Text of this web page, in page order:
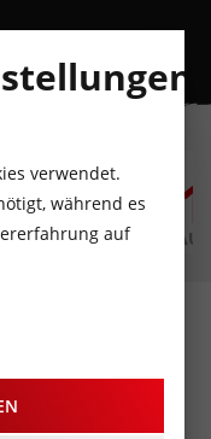
MI DO
13
AUGUST
Ski-
Uhr
verwendet.
während es
auf